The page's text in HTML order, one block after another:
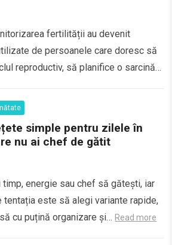
fertilității au devenit
de persoanele care doresc să
reproductiv, să planifice o sarcină
simple pentru zilele în
nu ai chef de gătit
timp, energie sau chef să gătești, iar
este să alegi variante rapide,
cu puțină organizare și… Read more